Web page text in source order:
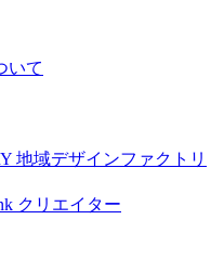
いて
地域デザインファクトリ
クリエイター